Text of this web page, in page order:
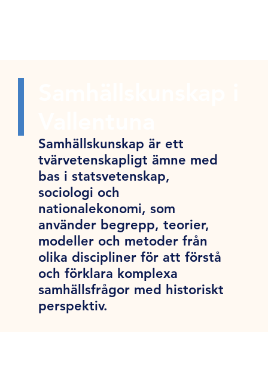
Samhällskunskap är ett
tvärvetenskapligt ämne med
bas i statsvetenskap,
sociologi och
nationalekonomi, som
använder begrepp, teorier,
modeller och metoder från
olika discipliner för att förstå
och förklara komplexa
samhällsfrågor med historiskt
perspektiv.